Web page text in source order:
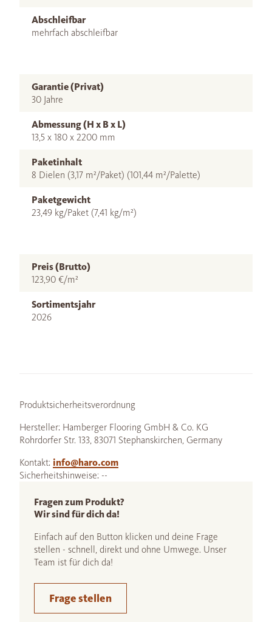
Abschleifbar
mehrfach abschleifbar
Garantie (Privat)
30 Jahre
Abmessung (H x B x L)
13,5 x 180 x 2200 mm
Paketinhalt
8 Dielen (3,17 m²/Paket) (101,44 m²/Palette)
Paketgewicht
23,49 kg/Paket (7,41 kg/m²)
Preis (Brutto)
123,90 €/m²
Sortimentsjahr
2026
Produktsicherheitsverordnung
Hersteller: Hamberger Flooring GmbH & Co. KG
Rohrdorfer Str. 133, 83071 Stephanskirchen, Germany
Kontakt: info@haro.com
Sicherheitshinweise: --
Fragen zum Produkt?
Wir sind für dich da!
Einfach auf den Button klicken und deine Frage
stellen - schnell, direkt und ohne Umwege. Unser
Team ist für dich da!
Frage stellen